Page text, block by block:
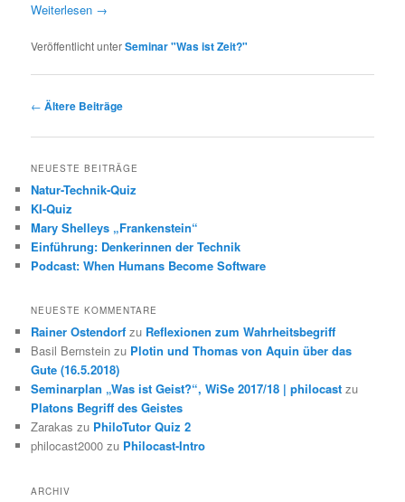
Weiterlesen →
Veröffentlicht unterSeminar "Was ist Zeit?"
Beitragsnavigation
← Ältere Beiträge
NEUESTE BEITRÄGE
Natur-Technik-Quiz
KI-Quiz
Mary Shelleys „Frankenstein“
Einführung: Denkerinnen der Technik
Podcast: When Humans Become Software
NEUESTE KOMMENTARE
Rainer Ostendorf zu Reflexionen zum Wahrheitsbegriff
Basil Bernstein zu Plotin und Thomas von Aquin über das
Gute (16.5.2018)
Seminarplan „Was ist Geist?“, WiSe 2017/18 | philocast zu
Platons Begriff des Geistes
Zarakas zu PhiloTutor Quiz 2
philocast2000 zu Philocast-Intro
ARCHIV